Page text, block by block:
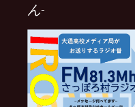
ん-